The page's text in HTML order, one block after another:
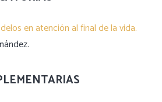
en atención al final de la vida.